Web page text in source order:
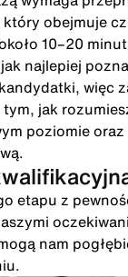
obejmuje
10–20
najlepiej
więc
jak
poziomie
etapu z
nam